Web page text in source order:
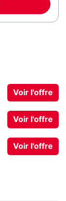
Voir l'offre
Voir l'offre
Voir l'offre